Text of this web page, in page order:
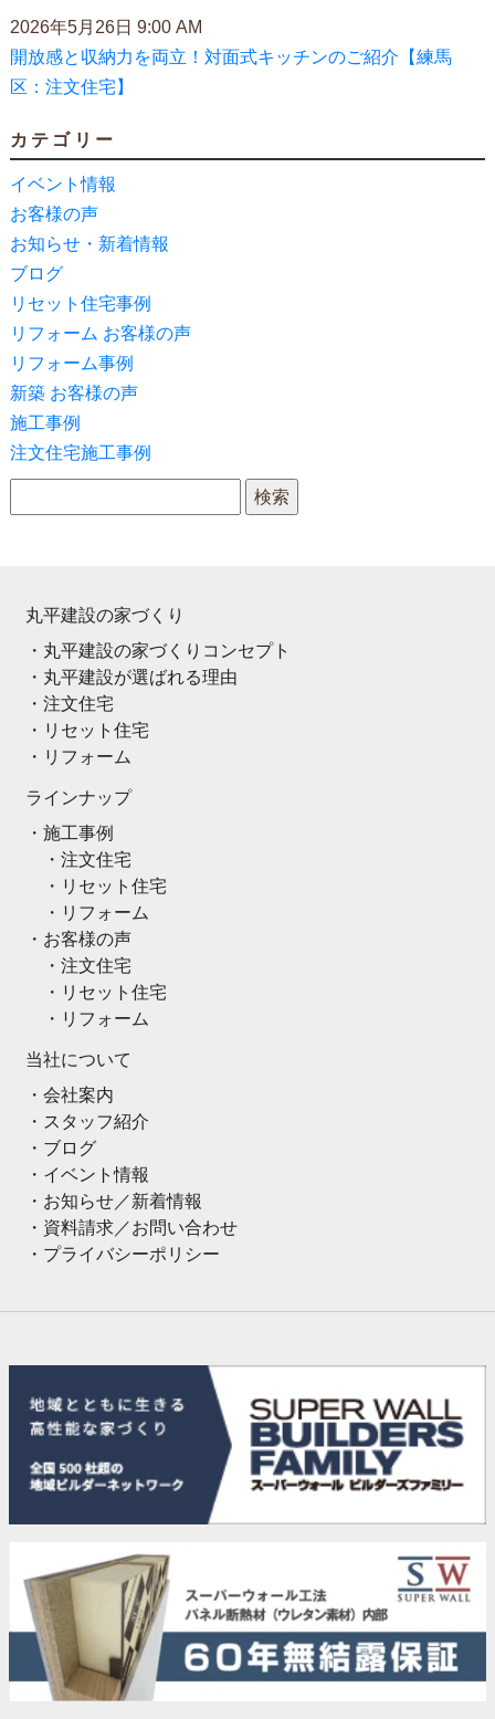
2026年5月26日 9:00 AM
開放感と収納力を両立！対面式キッチンのご紹介【練馬
区：注文住宅】
カテゴリー
イベント情報
お客様の声
お知らせ・新着情報
ブログ
リセット住宅事例
リフォーム お客様の声
リフォーム事例
新築 お客様の声
施工事例
注文住宅施工事例
丸平建設の家づくり
丸平建設の家づくりコンセプト
丸平建設が選ばれる理由
注文住宅
リセット住宅
リフォーム
ラインナップ
施工事例
注文住宅
リセット住宅
リフォーム
お客様の声
注文住宅
リセット住宅
リフォーム
当社について
会社案内
スタッフ紹介
ブログ
イベント情報
お知らせ／新着情報
資料請求／お問い合わせ
プライバシーポリシー